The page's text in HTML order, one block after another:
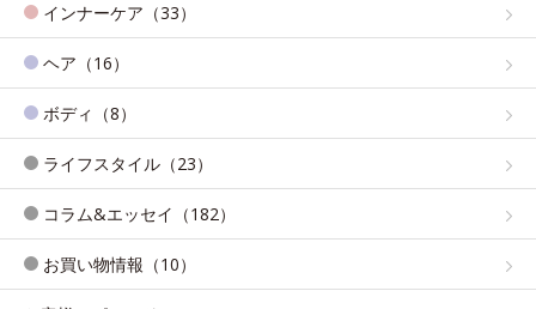
インナーケア（33）
ヘア（16）
ボディ（8）
ライフスタイル（23）
コラム&エッセイ（182）
お買い物情報（10）